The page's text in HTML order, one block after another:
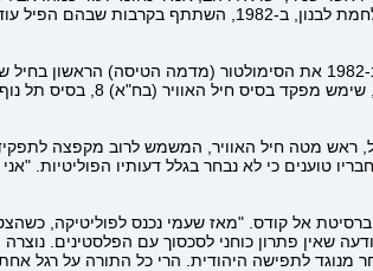
מטוסי מיג-21 מאף-15 ומאף-16. ההפלה הראשונה היתה ב-1979 בצפון הבקעה בלבנון. אחר
פיקד על טייסת פנטומים, היה מפקד בית הספר
ראש מטה חיל האוויר, המשמש לרוב מקפצה
טוענים כי לא נבחר בגלל דעותיו הפוליטיות.
אל קודס. "מאז שעמי נכנס לפוליטיקה,
שאין פתרון כוחני לסכסוך עם הפלסטינים.
אחר מנוגד לתפישה היהודית. הרי כל התורה על